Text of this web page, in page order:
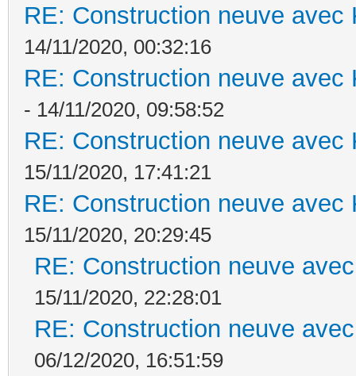
RE: Construction neuve avec
14/11/2020, 00:32:16
RE: Construction neuve avec
- 14/11/2020, 09:58:52
RE: Construction neuve avec
15/11/2020, 17:41:21
RE: Construction neuve avec
15/11/2020, 20:29:45
RE: Construction neuve
15/11/2020, 22:28:01
RE: Construction neuve
06/12/2020, 16:51:59